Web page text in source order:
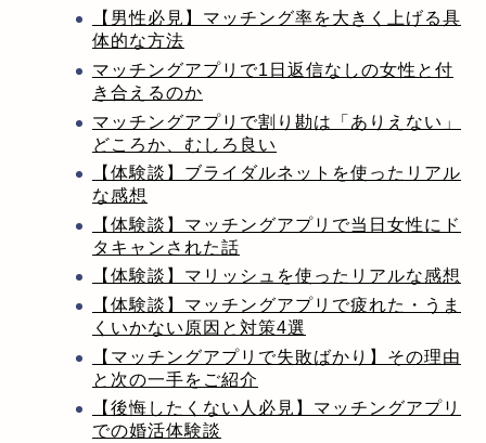
【男性必見】マッチング率を大きく上げる具
体的な方法
マッチングアプリで1日返信なしの女性と付
き合えるのか
マッチングアプリで割り勘は「ありえない」
どころか、むしろ良い
【体験談】ブライダルネットを使ったリアル
な感想
【体験談】マッチングアプリで当日女性にド
タキャンされた話
【体験談】マリッシュを使ったリアルな感想
【体験談】マッチングアプリで疲れた・うま
くいかない原因と対策4選
【マッチングアプリで失敗ばかり】その理由
と次の一手をご紹介
【後悔したくない人必見】マッチングアプリ
での婚活体験談